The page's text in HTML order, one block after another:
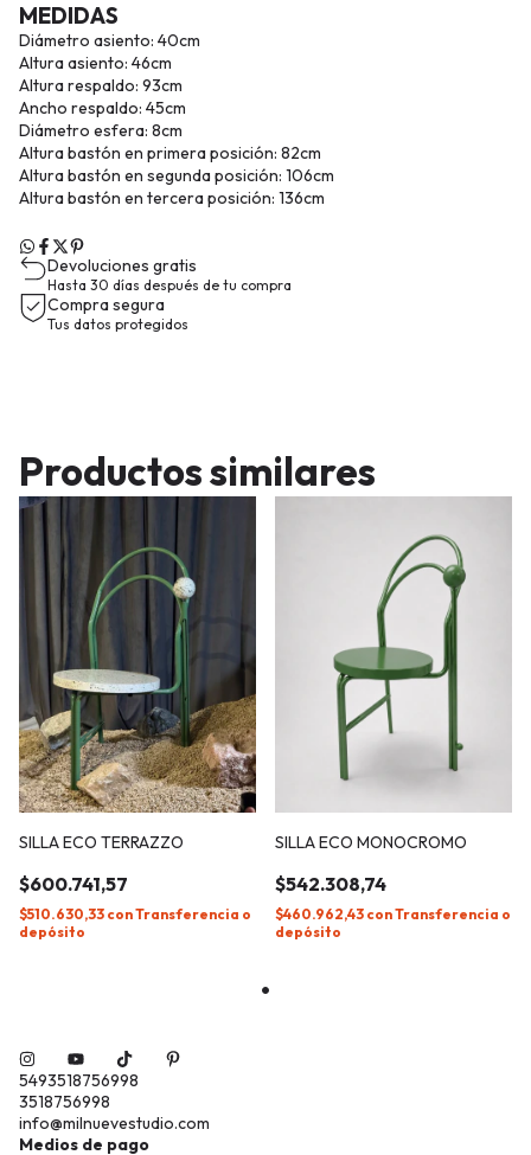
MEDIDAS
Diámetro asiento: 40cm
Altura asiento: 46cm
Altura respaldo: 93cm
Ancho respaldo: 45cm
Diámetro esfera: 8cm
Altura bastón en primera posición: 82cm
Altura bastón en segunda posición: 106cm
Altura bastón en tercera posición: 136cm
Devoluciones gratis
Hasta 30 días después de tu compra
Compra segura
Tus datos protegidos
Productos similares
SILLA ECO TERRAZZO
$600.741,57
$510.630,33 conTransferencia o
depósito
SILLA ECO MONOCROMO
$542.308,74
$460.962,43 conTransferencia o
depósito
5493518756998
3518756998
info@milnuevestudio.com
Medios de pago